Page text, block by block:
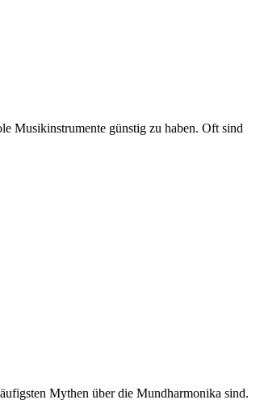
Musikinstrumente günstig zu haben. Oft sind
Mythen über die Mundharmonika sind.